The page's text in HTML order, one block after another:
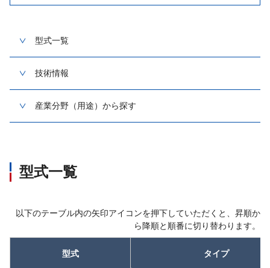
型式一覧
技術情報
産業分野（用途）から探す
型式一覧
以下のテーブル内の矢印アイコンを押下していただくと、昇順か
ら降順と順番に切り替わります。
型式 タイプ